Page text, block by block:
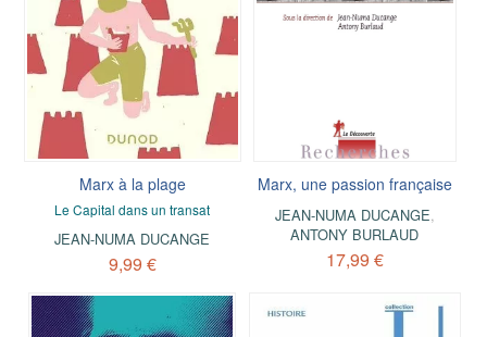
Marx à la plage
Le Capital dans un transat
JEAN-NUMA DUCANGE
9,99 €
Marx, une passion française
JEAN-NUMA DUCANGE,
ANTONY BURLAUD
17,99 €